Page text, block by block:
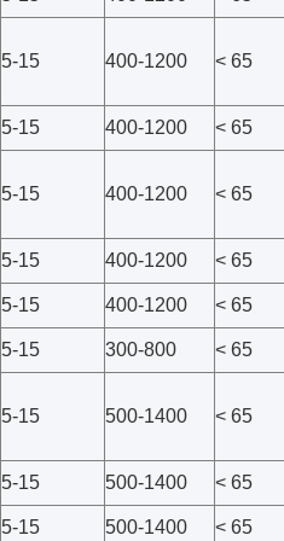
5-15 400-1200 < 65
5-15 400-1200 < 65
5-15 400-1200 < 65
5-15 400-1200 < 65
5-15 400-1200 < 65
5-15 300-800 < 65
5-15 500-1400 < 65
5-15 500-1400 < 65
5-15 500-1400 < 65